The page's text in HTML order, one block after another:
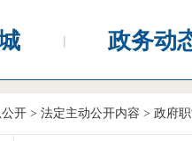
政务动
开 > 法定主动公开内容 > 政府